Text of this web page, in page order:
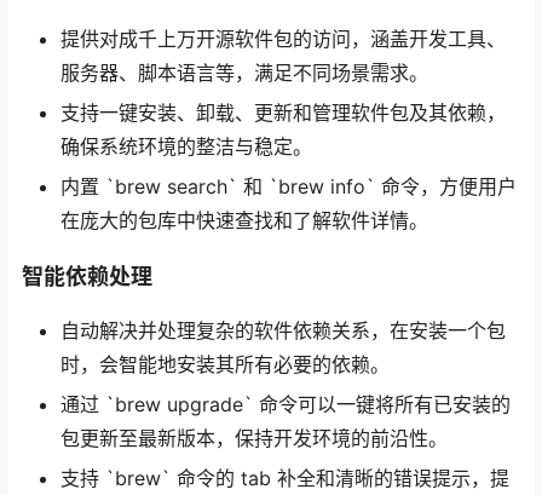
提供对成千上万开源软件包的访问，涵盖开发工具、
服务器、脚本语言等，满足不同场景需求。
支持一键安装、卸载、更新和管理软件包及其依赖，
确保系统环境的整洁与稳定。
内置 `brew search` 和 `brew info` 命令，方便用户
在庞大的包库中快速查找和了解软件详情。
智能依赖处理
自动解决并处理复杂的软件依赖关系，在安装一个包
时，会智能地安装其所有必要的依赖。
通过 `brew upgrade` 命令可以一键将所有已安装的
包更新至最新版本，保持开发环境的前沿性。
支持 `brew` 命令的 tab 补全和清晰的错误提示，提